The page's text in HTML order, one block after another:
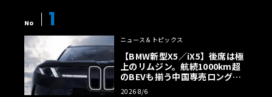
No 1
ニュース＆トピックス
【BMW新型X5／iX5】後席は極
上のリムジン。航続1000km超
のBEVも揃う中国専売ロング仕
様の全貌
2026 8/6